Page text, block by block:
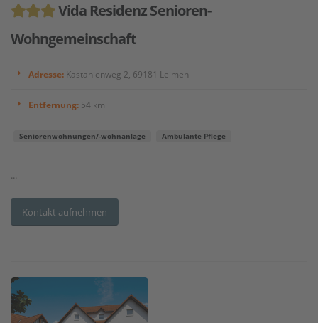
Vida Residenz Senioren-
Wohngemeinschaft
Adresse: Kastanienweg 2, 69181 Leimen
Entfernung: 54 km
Seniorenwohnungen/-wohnanlage Ambulante Pflege
...
Kontakt aufnehmen